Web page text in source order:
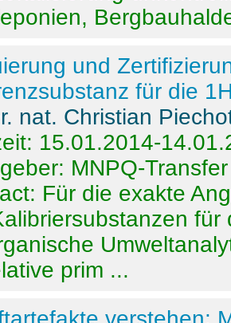
und
für die
nat. Christian
15.01.2014-
MNPQ-Transfer
Für die exakte
prim ...